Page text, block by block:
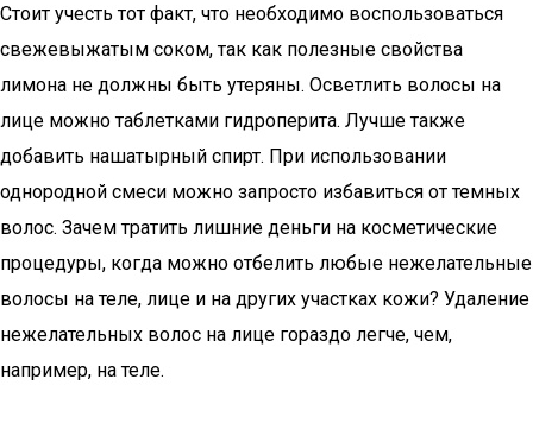
Стоит учесть тот факт, что необходимо воспользоваться
свежевыжатым соком, так как полезные свойства
лимона не должны быть утеряны. Осветлить волосы на
лице можно таблетками гидроперита. Лучше также
добавить нашатырный спирт. При использовании
однородной смеси можно запросто избавиться от темных
волос. Зачем тратить лишние деньги на косметические
процедуры, когда можно отбелить любые нежелательные
волосы на теле, лице и на других участках кожи? Удаление
нежелательных волос на лице гораздо легче, чем,
например, на теле.